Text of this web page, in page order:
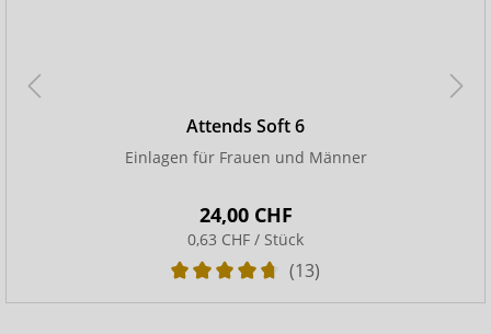
Attends Soft 6
Einlagen für Frauen und Männer
24,00 CHF
0,63 CHF / Stück
(13)